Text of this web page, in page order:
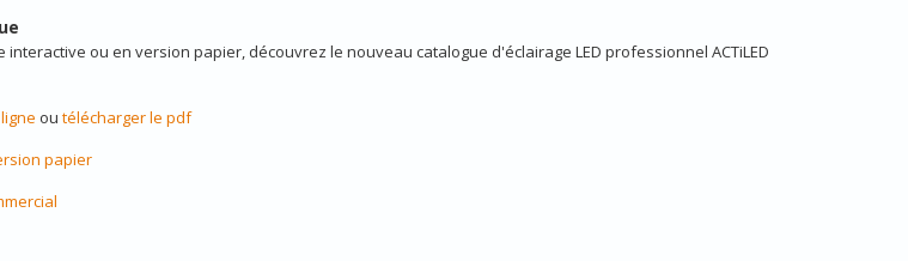
ou en version papier, découvrez le nouveau catalogue d'éclairage LED professionnel ACTiLED
ou télécharger le pdf
papier